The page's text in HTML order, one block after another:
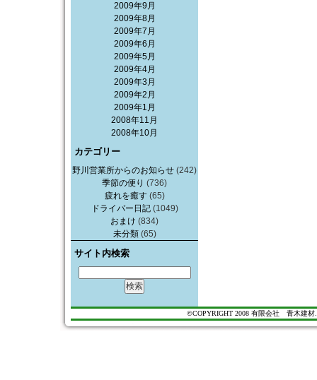
2009年9月
2009年8月
2009年7月
2009年6月
2009年5月
2009年4月
2009年3月
2009年2月
2009年1月
2008年11月
2008年10月
カテゴリー
野川営業所からのお知らせ (242)
季節の便り (736)
疲れを癒す(65)
ドライバー日記(1049)
おまけ (834)
未分類(65)
サイト内検索
©COPYRIGHT 2008 有限会社 青木建材.